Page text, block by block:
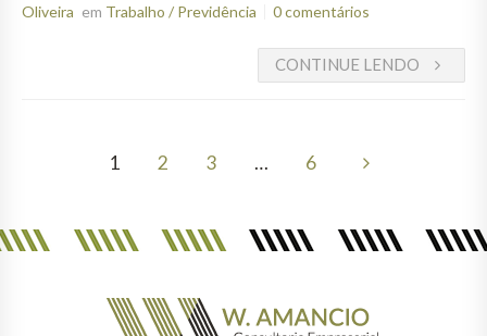
Oliveira em Trabalho / Previdência 0 comentários
CONTINUE LENDO
1 2 3 … 6